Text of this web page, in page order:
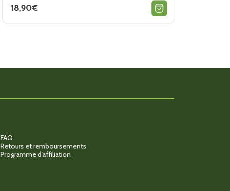
18,90€
produit
options
sur
FAQ
Retours et remboursements
Programme d’affiliation